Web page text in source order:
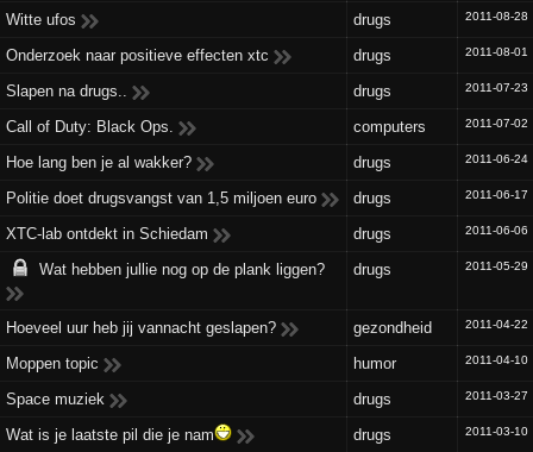
Witte ufos drugs 2011-08-28
Onderzoek naar positieve effecten xtc drugs 2011-08-01
Slapen na drugs.. drugs 2011-07-23
Call of Duty: Black Ops. computers 2011-07-02
Hoe lang ben je al wakker? drugs 2011-06-24
Politie doet drugsvangst van 1,5 miljoen euro drugs 2011-06-17
XTC-lab ontdekt in Schiedam drugs 2011-06-06
Wat hebben jullie nog op de plank liggen? drugs 2011-05-29
Hoeveel uur heb jij vannacht geslapen? gezondheid 2011-04-22
Moppen topic humor 2011-04-10
Space muziek drugs 2011-03-27
Wat is je laatste pil die je nam drugs 2011-03-10